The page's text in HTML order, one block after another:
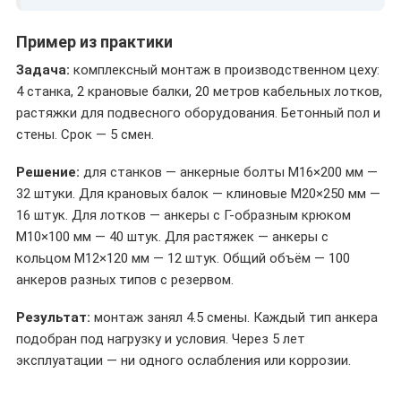
Пример из практики
Задача: комплексный монтаж в производственном цеху:
4 станка, 2 крановые балки, 20 метров кабельных лотков,
растяжки для подвесного оборудования. Бетонный пол и
стены. Срок — 5 смен.
Решение: для станков — анкерные болты M16×200 мм —
32 штуки. Для крановых балок — клиновые M20×250 мм —
16 штук. Для лотков — анкеры с Г-образным крюком
M10×100 мм — 40 штук. Для растяжек — анкеры с
кольцом M12×120 мм — 12 штук. Общий объём — 100
анкеров разных типов с резервом.
Результат: монтаж занял 4.5 смены. Каждый тип анкера
подобран под нагрузку и условия. Через 5 лет
эксплуатации — ни одного ослабления или коррозии.